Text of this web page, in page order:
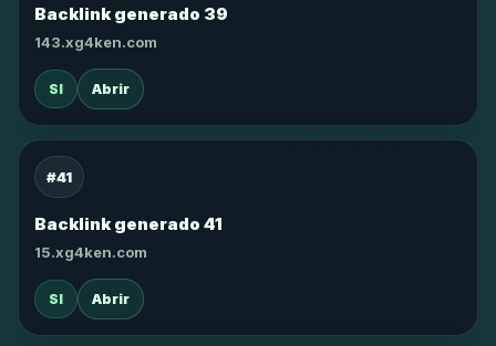
Backlink generado 39
143.xg4ken.com
SI Abrir
#41
Backlink generado 41
15.xg4ken.com
SI Abrir